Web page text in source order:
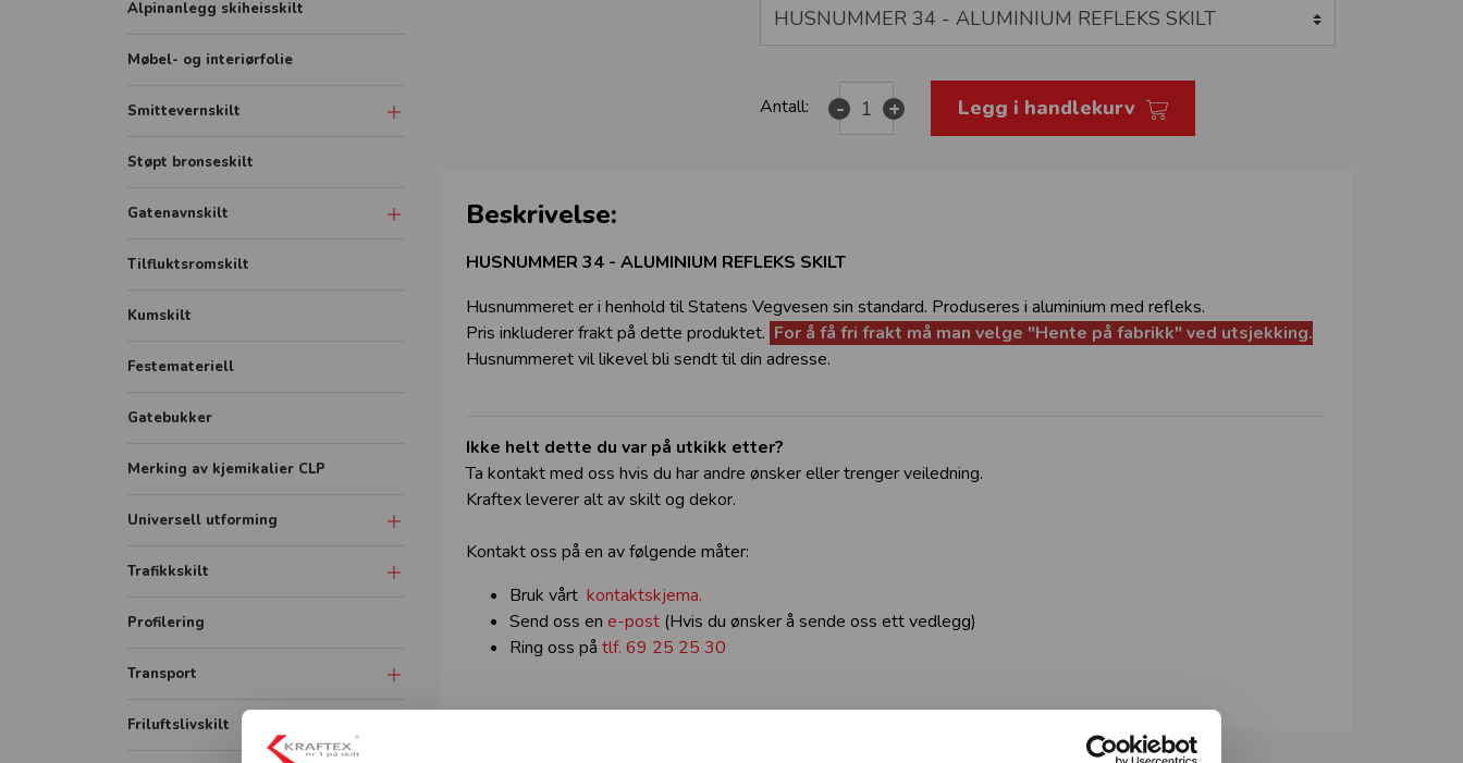
Alpinanlegg skiheisskilt
Møbel- og interiørfolie
Smittevernskilt
Skilt
Rollup
FHI plakater
Støpt bronseskilt
Gatenavnskilt
Gatenavn refleks aluminium
Tilfluktsromskilt
Kumskilt
Festemateriell
Gatebukker
Merking av kjemikalier CLP
Universell utforming
Symbolskilt
Piktogram skilt
Trafikkskilt
Forbudsskilt
Opplysningsskilt
Profilering
Transport
ADR / farlig gods
Friluftslivskilt
Antall: - + Legg i handlekurv
Beskrivelse:
HUSNUMMER 34 - ALUMINIUM REFLEKS SKILT
Husnummeret er i henhold til Statens Vegvesen sin standard. Produseres i aluminium med refleks.
Pris inkluderer frakt på dette produktet. For å få fri frakt må man velge "Hente på fabrikk" ved utsjekking.
Husnummeret vil likevel bli sendt til din adresse.
Ikke helt dette du var på utkikk etter?
Ta kontakt med oss hvis du har andre ønsker eller trenger veiledning.
Kraftex leverer alt av skilt og dekor.
Kontakt oss på en av følgende måter:
Bruk vårt kontaktskjema.
Send oss en e-post (Hvis du ønsker å sende oss ett vedlegg)
Ring oss på tlf. 69 25 25 30